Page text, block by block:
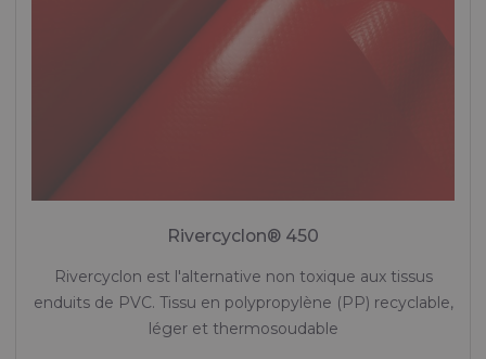
Rivercyclon® 450
Rivercyclon est l'alternative non toxique aux tissus
enduits de PVC. Tissu en polypropylène (PP) recyclable,
léger et thermosoudable